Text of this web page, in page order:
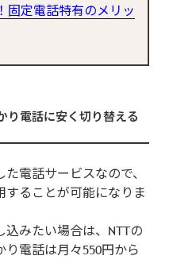
固定電話特有のメリッ
り電話に安く切り替える
電話サービスなので、
ることが可能になりま
みたい場合は、NTTの
電話は月々550円から